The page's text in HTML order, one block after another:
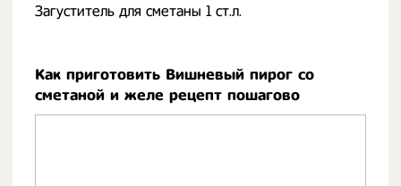
Загуститель для сметаны 1 ст.л.
Как приготовить Вишневый пирог со
сметаной и желе рецепт пошагово